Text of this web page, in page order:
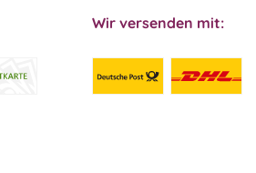
Wir versenden mit: